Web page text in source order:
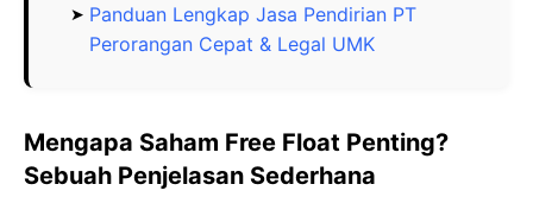
Panduan Lengkap Jasa Pendirian PT
Perorangan Cepat & Legal UMK
Mengapa Saham Free Float Penting?
Sebuah Penjelasan Sederhana